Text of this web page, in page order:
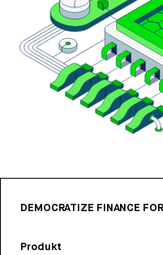
DEMOCRATIZE FINANCE
Produkt